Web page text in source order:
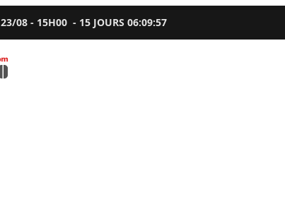
23/08 - 15H00 - 15 JOURS06:09:56